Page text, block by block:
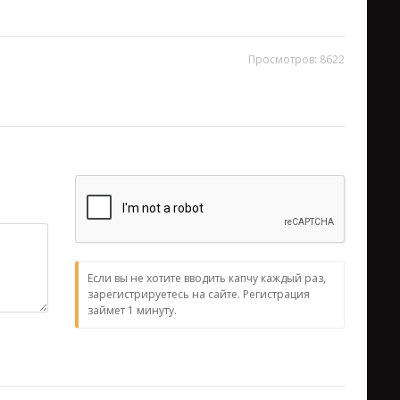
Просмотров: 8622
Если вы не хотите вводить капчу каждый раз,
зарегистрируетесь на сайте. Регистрация
займет 1 минуту.